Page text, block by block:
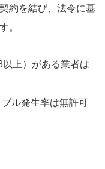
約を結び、法令に基
。
上）がある業者は
ル発生率は無許可